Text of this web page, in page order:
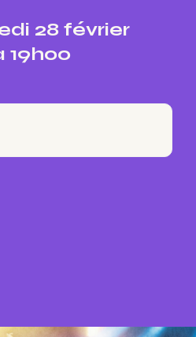
28 février
19h00